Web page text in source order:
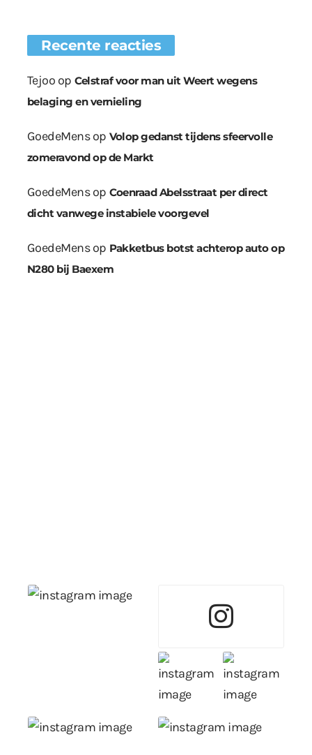
Recente reacties
Tejoo op Celstraf voor man uit Weert wegens
belaging en vernieling
GoedeMensop Volop gedanst tijdens sfeervolle
zomeravond op de Markt
GoedeMensop Coenraad Abelsstraat per direct
dicht vanwege instabiele voorgevel
GoedeMensop Pakketbus botst achterop auto op
N280 bij Baexem